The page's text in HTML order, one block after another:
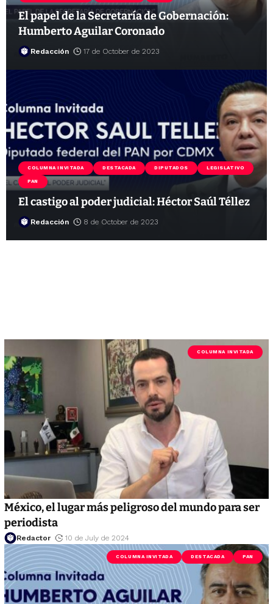
El papel de la Secretaría de Gobernación:
Humberto Aguilar Coronado
Redacción 17 de October de 2023
COLUMNA INVITADA DESTACADA DIPUTADOS LEGISLATIVO
PAN
El castigo al poder judicial: Héctor Saúl Téllez
Redacción 8 de October de 2023
COLUMNA INVITADA
México, el lugar más peligroso del mundo para ser
periodista
Redactor 10 de July de 2024
COLUMNA INVITADA DESTACADA PAN